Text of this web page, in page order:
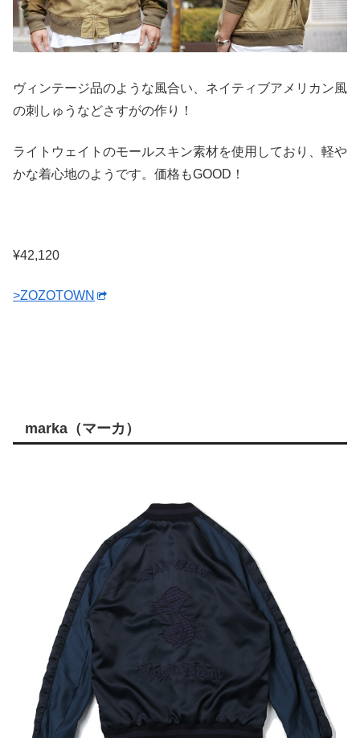
ヴィンテージ品のような風合い、ネイティブアメリカン風
の刺しゅうなどさすがの作り！
ライトウェイトのモールスキン素材を使用しており、軽や
かな着心地のようです。価格もGOOD！
¥42,120
>ZOZOTOWN
marka（マーカ）